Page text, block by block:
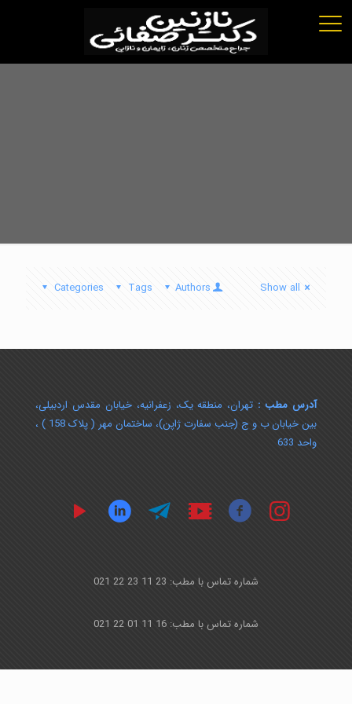
Categories Tags Authors Show all
آدرس مطب : تهران، منطقه یک، زعفرانیه، خیابان مقدس اردبیلی،
بین خیابان ب و ج (جنب سفارت ژاپن)، ساختمان مهر ( پلاک 158 ) ،
واحد 633
شماره تماس با مطب: 23 11 23 22 021
شماره تماس با مطب: 16 11 01 22 021